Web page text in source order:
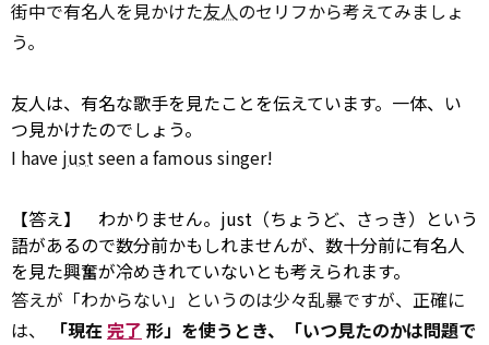
街中で有名人を見かけた友人のセリフから考えてみましょ
う。
友人は、有名な歌手を見たことを伝えています。一体、い
つ見かけたのでしょう。
I have justseen a famous singer!
【答え】 わかりません。just（ちょうど、さっき）という
語があるので数分前かもしれませんが、数十分前に有名人
を見た興奮が冷めきれていないとも考えられます。
答えが「わからない」というのは少々乱暴ですが、正確に
は、
「現在完了 形」を使うとき、「いつ見たのかは問題で